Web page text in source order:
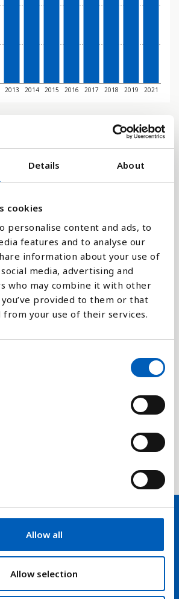
Details About
cookies
personalise content and ads, to
features and to analyse our
information about your use of
media, advertising and
who may combine it with other
provided to them or that
from your use of their services.
Allow all
Allow selection
2013 2014 2015 2016 2017 2018 2019 2021
som tager forskellene i et
fordelt i befolkningen vil HDI og
lige. Hvis der derimod er store
og rige i befolkningen, vil
på nyheder
nyhedsbrevarrow_forward